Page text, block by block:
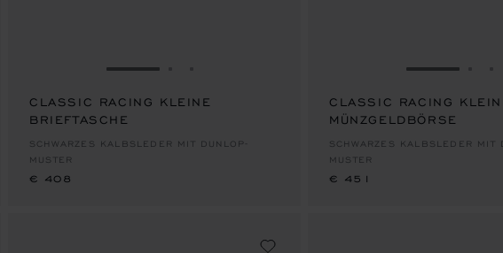
ZUR FOLIE GEHEN 1
CLASSIC RACING KLEINE
BRIEFTASCHE
SCHWARZES KALBSLEDER MIT DUNLOP-
MUSTER
€ 408
ZUR FOLIE
CLASSIC RACING
MÜNZGELDBÖRSE
SCHWARZES KALBSLEDER MIT
MUSTER
€ 451